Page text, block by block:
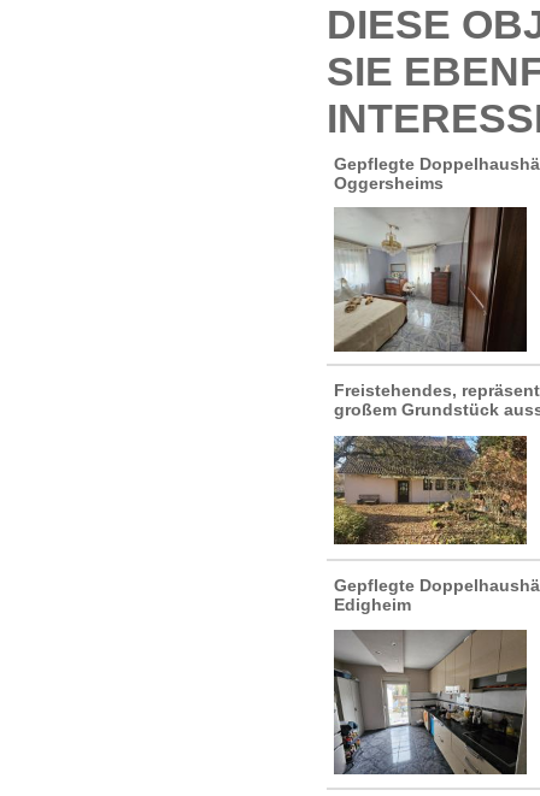
DIESE
SIE
Gepflegte
Oggersheims
Freistehendes,
großem Grundstück
Gepflegte
Edigheim